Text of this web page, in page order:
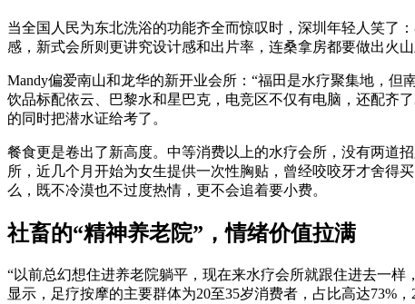
当全国人民为东北洗浴的功能齐全而惊叹时，深圳年轻人笑了
感，新式会所则更讲究设计感和出片率，连桑拿房都要做出火
Mandy偏爱南山和龙华的新开业会所：“福田是水疗聚集地，
饮品标配依云、巴黎水和星巴克，电竞区不仅有电脑，还配齐
的同时把潜水证给考了。
餐食更是卷出了新高度。中等消费以上的水疗会所，没有两道
所，近几个月开始为女生提供一次性胸贴，曾经咬咬牙才舍
么，既不冷漠也不过度热情，更不会追着要小费。
社畜的“精神养老院”，情绪价值拉满
“以前总幻想住进养老院躺平，现在来水疗会所就跟住进去一
显示，足疗按摩的主要群体为20至35岁消费者，占比高达73%